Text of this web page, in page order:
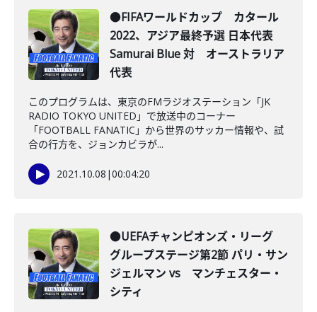
●FIFAワールドカップ カタール
2022、アジア最終予選 日本代表
Samurai Blue 対 オーストラリア
代表
このプログラムは、東京のFMラジオステーション「JK
RADIO TOKYO UNITED」で放送中のコーナー
「FOOTBALL FANATIC」から世界のサッカー情報や、試
合の行方を、ジョンカビラが...
2021.10.08 |00:04:20
●UEFAチャンピオンズ・リーグ
グループステージ第2節 パリ・サン
ジェルマン vs マンチェスター・
シティ